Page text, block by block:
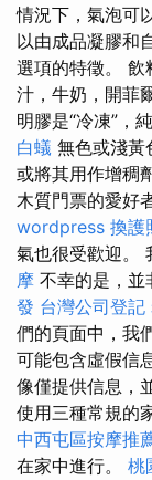
情況下，氣泡可
以由成品凝膠和
選項的特徵。 飲
汁，牛奶，開菲
明膠是“冷凍”，
白蟻 無色或淺黃
或將其用作增稠
木質門票的愛好
wordpress 換護
氣也很受歡迎。
摩 不幸的是，並
發 台灣公司登記
們的頁面中，我
可能包含虛假信
像僅提供信息，
使用三種常規的
中西屯區按摩推
在家中進行。 桃